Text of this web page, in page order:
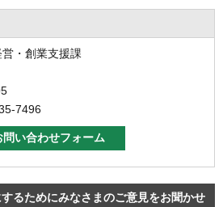
・創業支援課
7496
るためにみなさまのご意見をお聞かせ